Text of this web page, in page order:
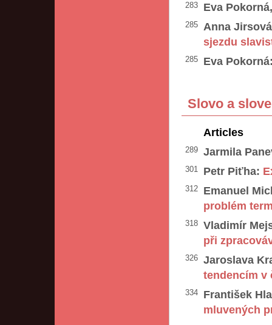
283 Eva
285
Anna
sjezdu
285 Eva
Slovo a
Articles
289 Jarmila
301 Petr Piťha:
312
Emanuel
problém
318
Vladimír
při
326
Jaroslava
tendencím v
334
František
mluvených